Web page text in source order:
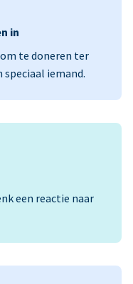
in
te doneren ter
iemand.
een reactie naar